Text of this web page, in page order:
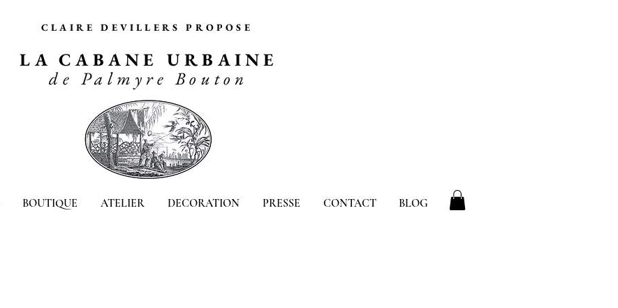
CLAIRE DEVILLERS PROPOSE
LA CABANE URBAINE
de Palmyre Bouton
BOUTIQUE ATELIER DECORATION PRESSE CONTACT BLOG